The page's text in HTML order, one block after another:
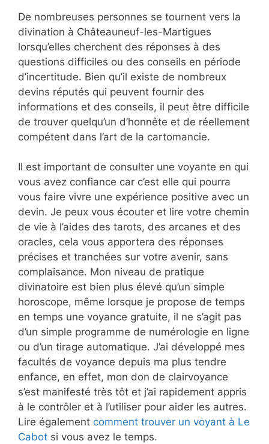
De nombreuses personnes se tournent vers la
divination à Châteauneuf-les-Martigues
lorsqu’elles cherchent des réponses à des
questions difficiles ou des conseils en période
d’incertitude. Bien qu’il existe de nombreux
devins réputés qui peuvent fournir des
informations et des conseils, il peut être difficile
de trouver quelqu’un d’honnête et de réellement
compétent dans l’art de la cartomancie.
Il est important de consulter une voyante en qui
vous avez confiance car c’est elle qui pourra
vous faire vivre une expérience positive avec un
devin. Je peux vous écouter et lire votre chemin
de vie à l’aides des tarots, des arcanes et des
oracles, cela vous apportera des réponses
précises et tranchées sur votre avenir, sans
complaisance. Mon niveau de pratique
divinatoire est bien plus élevé qu’un simple
horoscope, même lorsque je propose de temps
en temps une voyance gratuite, il ne s’agit pas
d’un simple programme de numérologie en ligne
ou d’un tirage automatique. J’ai développé mes
facultés de voyance depuis ma plus tendre
enfance, en effet, mon don de clairvoyance
s’est manifesté très tôt et j’ai rapidement appris
à le contrôler et à l’utiliser pour aider les autres.
Lire également comment trouver un voyant à Le
Cabot si vous avez le temps.